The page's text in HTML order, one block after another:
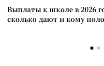
Выплаты к школе в 2026
сколько дают и кому